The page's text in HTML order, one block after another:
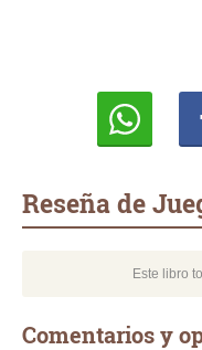
Reseña de
Este libro
Comentarios y